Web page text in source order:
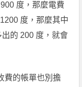
度，那麼電費
度，那麼其中
的 200 度，就會
費的帳單也別擔